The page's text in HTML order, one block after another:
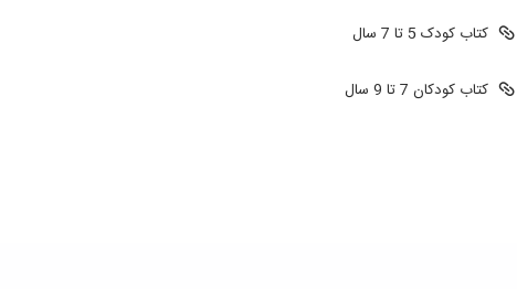
کتاب کودک 5 تا 7 سال
کتاب کودکان 7 تا 9 سال